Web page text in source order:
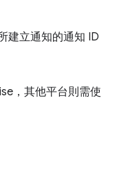
建立通知的通知 ID
，其他平台則需使